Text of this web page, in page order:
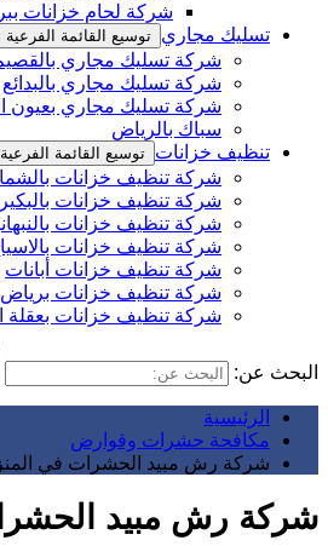
شركة لحام خزانات
تسليك مجاري توسيع القائمة الفرعية
شركة تسليك مجاري
شركة تسليك مجاري بالبدائع
شركة تسليك مجاري بعيون
سباك بالرياض
تنظيف خزانات توسيع القائمة الفرعية
شركة تنظيف خزانات
شركة تنظيف خزانات
شركة تنظيف خزانات
شركة تنظيف خزانات
شركة تنظيف خزانات أبانات
شركة تنظيف خزانات برياض
شركة تنظيف خزانات بعقلة
البحث عن:
الرئيسية
مكافحة حشرات وقوارض
شركة رش مبيد الحشرات في
شركة رش مبيد